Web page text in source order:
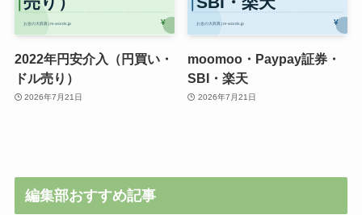
2022年円安介入（円買い・
ドル売り）
2026年7月21日
moomoo・Paypay証券・
SBI・楽天
2026年7月21日
編集部おすすめ記事